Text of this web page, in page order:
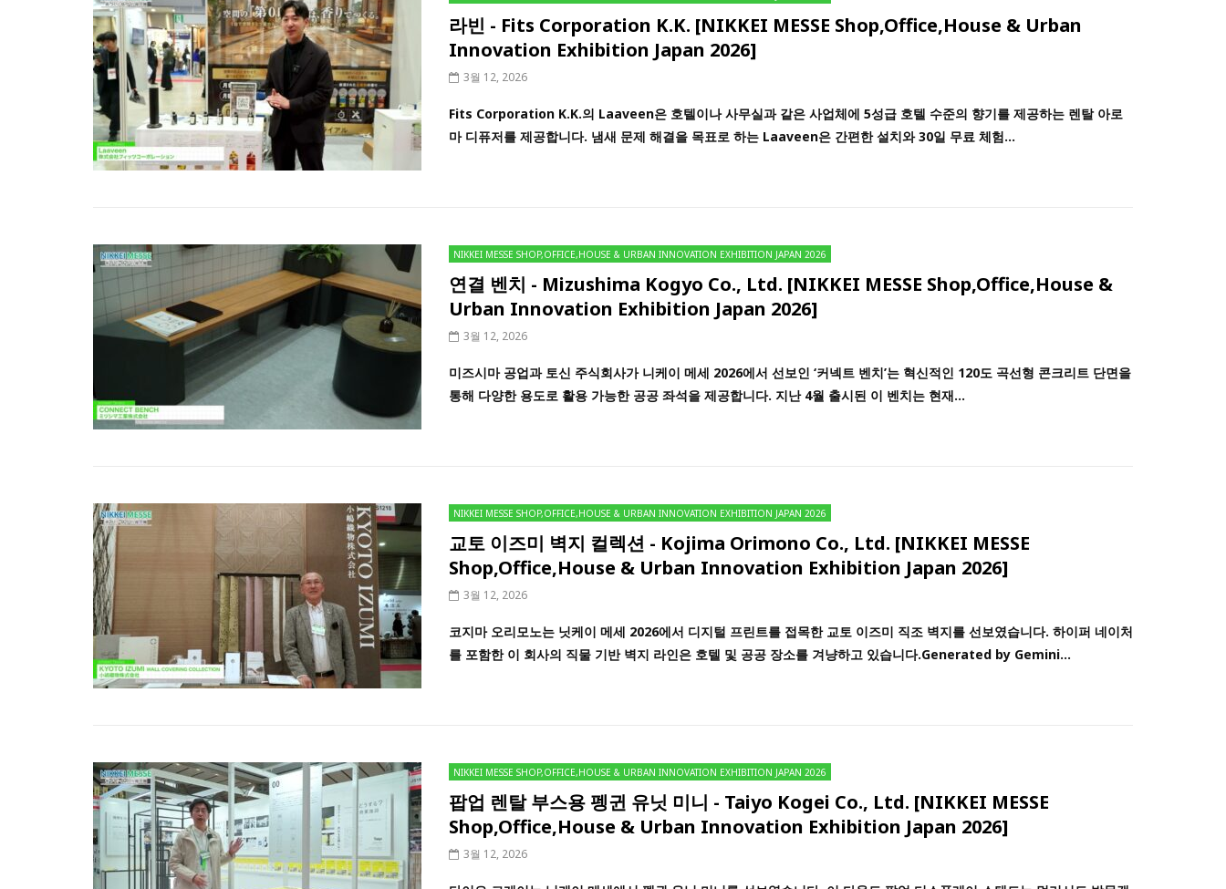
라빈 - Fits Corporation K.K. [NIKKEI MESSE Shop,Office,House & Urban
Innovation Exhibition Japan 2026]
3월 12, 2026
Fits Corporation K.K.의 Laaveen은 호텔이나 사무실과 같은 사업체에 5성급 호텔 수준의 향기를 제공하는 렌탈 아로
마 디퓨저를 제공합니다. 냄새 문제 해결을 목표로 하는 Laaveen은 간편한 설치와 30일 무료 체험...
NIKKEI MESSE SHOP,OFFICE,HOUSE & URBAN INNOVATION EXHIBITION JAPAN 2026
연결 벤치 - Mizushima Kogyo Co., Ltd. [NIKKEI MESSE Shop,Office,House &
Urban Innovation Exhibition Japan 2026]
3월 12, 2026
미즈시마 공업과 토신 주식회사가 니케이 메세 2026에서 선보인 ‘커넥트 벤치’는 혁신적인 120도 곡선형 콘크리트 단면을
통해 다양한 용도로 활용 가능한 공공 좌석을 제공합니다. 지난 4월 출시된 이 벤치는 현재...
NIKKEI MESSE SHOP,OFFICE,HOUSE & URBAN INNOVATION EXHIBITION JAPAN 2026
교토 이즈미 벽지 컬렉션 - Kojima Orimono Co., Ltd. [NIKKEI MESSE
Shop,Office,House & Urban Innovation Exhibition Japan 2026]
3월 12, 2026
코지마 오리모노는 닛케이 메세 2026에서 디지털 프린트를 접목한 교토 이즈미 직조 벽지를 선보였습니다. 하이퍼 네이처
를 포함한 이 회사의 직물 기반 벽지 라인은 호텔 및 공공 장소를 겨냥하고 있습니다.Generated by Gemini...
NIKKEI MESSE SHOP,OFFICE,HOUSE & URBAN INNOVATION EXHIBITION JAPAN 2026
팝업 렌탈 부스용 펭귄 유닛 미니 - Taiyo Kogei Co., Ltd. [NIKKEI MESSE
Shop,Office,House & Urban Innovation Exhibition Japan 2026]
3월 12, 2026